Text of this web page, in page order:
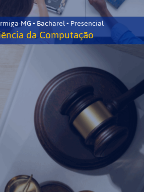
MG • Bacharel • Presencial
da Computação